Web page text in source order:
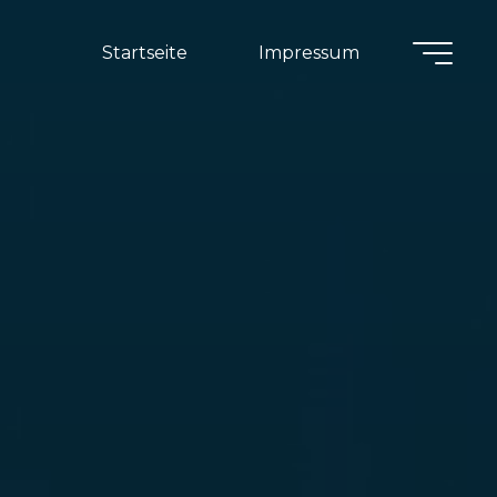
Startseite Impressum